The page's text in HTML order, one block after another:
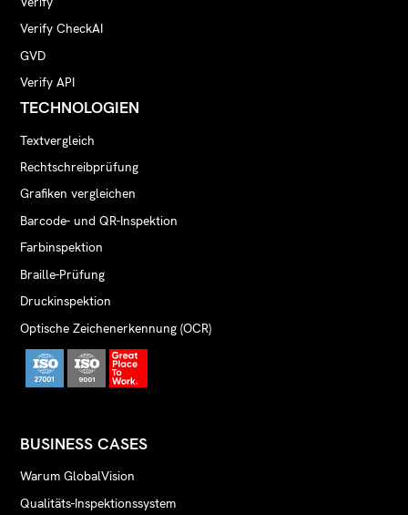
Verify CheckAI
GVD
Verify API
TECHNOLOGIEN
Textvergleich
Rechtschreibprüfung
Grafiken vergleichen
Barcode- und QR-Inspektion
Farbinspektion
Braille-Prüfung
Druckinspektion
Optische Zeichenerkennung (OCR)
BUSINESS CASES
Warum GlobalVision
Qualitäts-Inspektionssystem